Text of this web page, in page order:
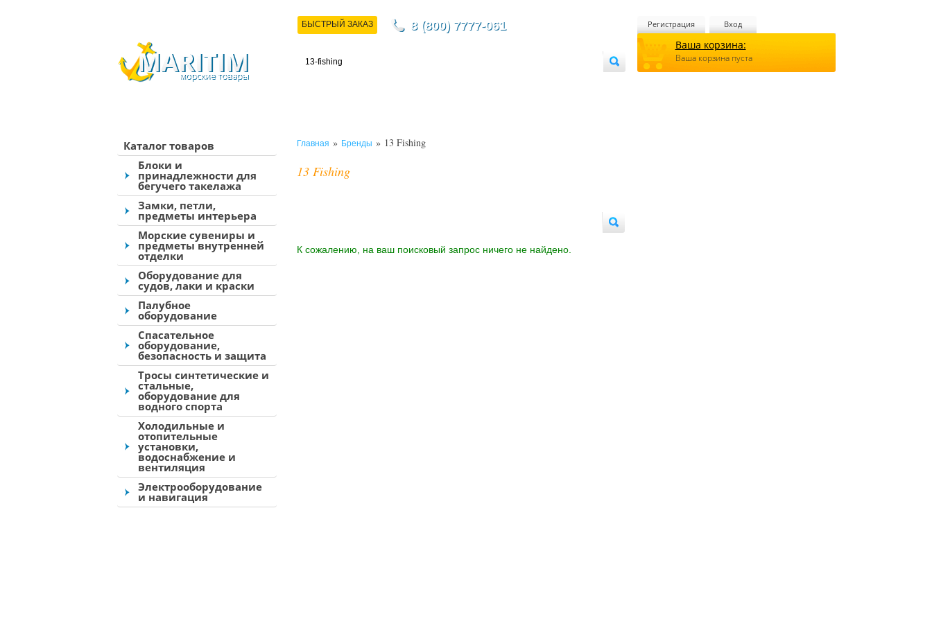
Регистрация Вход
Ваша корзина:
Ваша корзина пуста
БЫСТРЫЙ ЗАКАЗ 8 (800) 7777-061
Каталог товаров
Блоки и
принадлежности для
бегучего такелажа
Замки, петли,
предметы интерьера
Морские сувениры и
предметы внутренней
отделки
Оборудование для
судов, лаки и краски
Палубное
оборудование
Спасательное
оборудование,
безопасность и защита
Тросы синтетические и
стальные,
оборудование для
водного спорта
Холодильные и
отопительные
установки,
водоснабжение и
вентиляция
Электрооборудование
и навигация
Главная » Бренды » 13 Fishing
13 Fishing
К сожалению, на ваш поисковый запрос ничего не найдено.